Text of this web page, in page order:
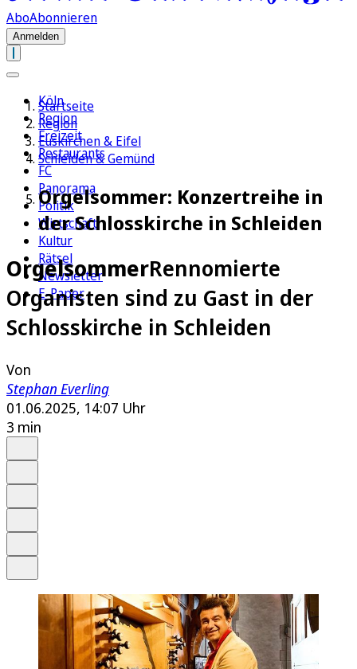
AboAbonnieren
Anmelden
Köln
Region
Freizeit
Restaurants
FC
Panorama
Politik
Wirtschaft
Kultur
Rätsel
Newsletter
E-Paper
Startseite
Region
Euskirchen & Eifel
Schleiden & Gemünd
Orgelsommer: Konzertreihe in
der Schlosskirche in Schleiden
OrgelsommerRennomierte
Organisten sind zu Gast in der
Schlosskirche in Schleiden
Von
Stephan Everling
01.06.2025, 14:07 Uhr
3 min